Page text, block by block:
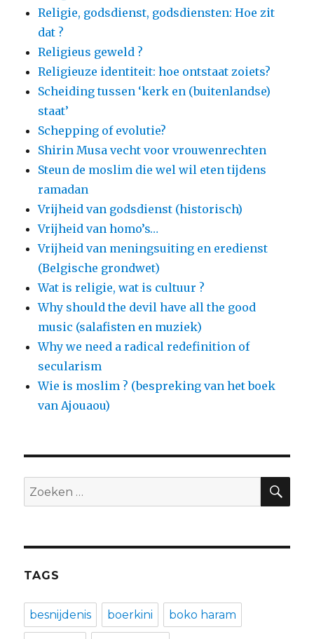
Religie, godsdienst, godsdiensten: Hoe zit
dat ?
Religieus geweld ?
Religieuze identiteit: hoe ontstaat zoiets?
Scheiding tussen ‘kerk en (buitenlandse)
staat’
Schepping of evolutie?
Shirin Musa vecht voor vrouwenrechten
Steun de moslim die wel wil eten tijdens
ramadan
Vrijheid van godsdienst (historisch)
Vrijheid van homo’s…
Vrijheid van meningsuiting en eredienst
(Belgische grondwet)
Wat is religie, wat is cultuur ?
Why should the devil have all the good
music (salafisten en muziek)
Why we need a radical redefinition of
secularism
Wie is moslim ? (bespreking van het boek
van Ajouaou)
Zoeken
naar:
TAGS
besnijdenis boerkini boko haram